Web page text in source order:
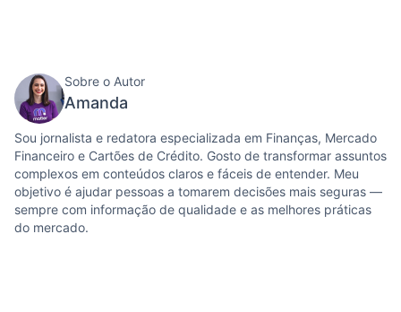
Sobre o Autor
Amanda
Sou jornalista e redatora especializada em Finanças, Mercado
Financeiro e Cartões de Crédito. Gosto de transformar assuntos
complexos em conteúdos claros e fáceis de entender. Meu
objetivo é ajudar pessoas a tomarem decisões mais seguras —
sempre com informação de qualidade e as melhores práticas
do mercado.